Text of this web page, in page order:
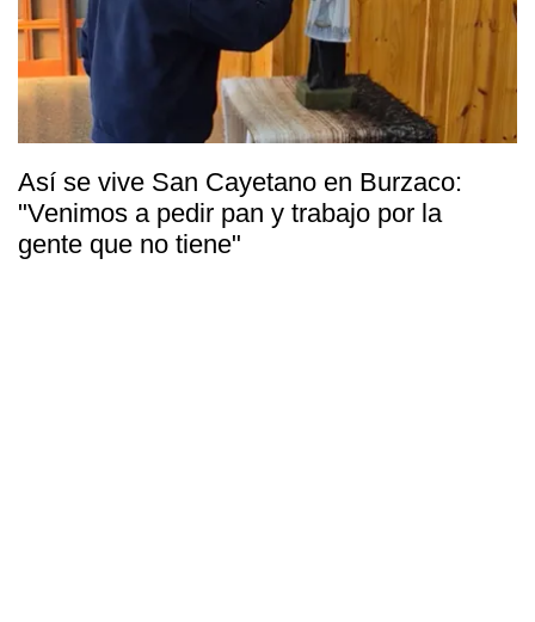
Así se vive San Cayetano en Burzaco:
"Venimos a pedir pan y trabajo por la
gente que no tiene"